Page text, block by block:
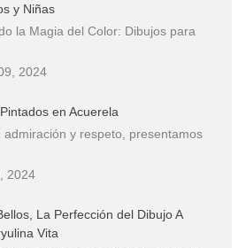
y Niñas
la Magia del Color: Dibujos para
2024
en Acuerela
admiración y respeto, presentamos
2024
La Perfección del Dibujo A
Vita